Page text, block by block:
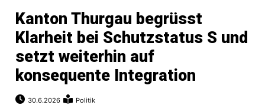
Kanton Thurgau begrüsst
Klarheit bei Schutzstatus S und
setzt weiterhin auf
konsequente Integration
30.6.2026 Politik